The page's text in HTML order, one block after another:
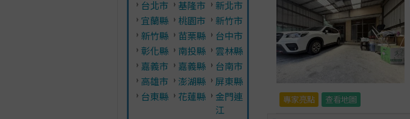
台北市 基隆市
新北市
宜蘭縣
桃園市
新竹市
新竹縣
苗栗縣
台中市
彰化縣
南投縣
雲林縣
嘉義市
嘉義縣
台南市
高雄市
澎湖縣
屏東縣
台東縣
花蓮縣
金門連
江
專家亮點 查看地圖